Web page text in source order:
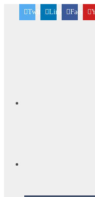
TwitterLinkedin